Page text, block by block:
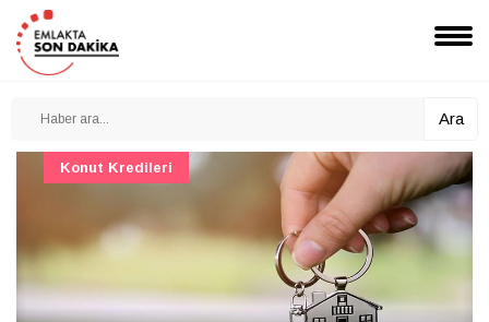
Ara
Konut Kredileri